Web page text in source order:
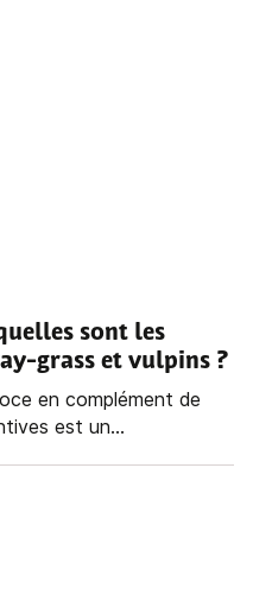
sont les
grass et vulpins ?
en complément de
est un...